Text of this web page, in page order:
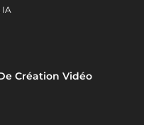
IA
Création Vidéo